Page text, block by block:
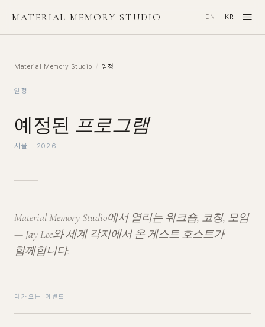
MATERIAL MEMORY STUDIO EN KR ≡
Material Memory Studio / 일정
일정
예정된 프로그램
서울 · 2026
Material Memory Studio에서 열리는 워크숍, 코칭, 모임
— Jay Lee와 세계 각지에서 온 게스트 호스트가
함께합니다.
다가오는 이벤트